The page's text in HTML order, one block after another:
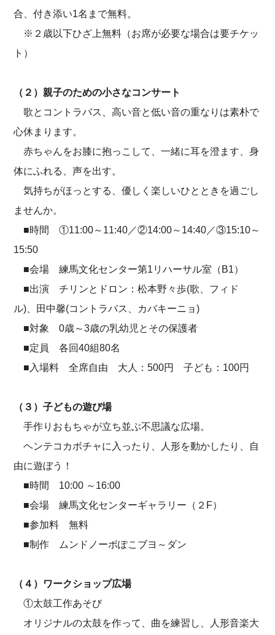
合、付き添い1名まで無料。
※２歳以下ひざ上無料（お席が必要な場合は要チケッ
ト）
（２）親子のための小さなコンサート
歌とコントラバス、高い音と低い音の重なりは素朴で
心休まります。
赤ちゃんをお膝に抱っこして、一緒に耳を澄ます、身
体にふれる、声を出す。
気持ちがほっとする、優しく楽しいひとときを過ごし
ませんか。
■時間 ①11:00～11:40／②14:00～14:40／③15:10～
15:50
■会場 練馬文化センター第1リハーサル室（B1）
■出演 チリンとドロン：松本野々歩(歌、フィド
ル)、田中馨(コントラバス、カバキーニョ)
■対象 0歳～3歳の乳幼児とその保護者
■定員 各回40組80名
■入場料 全席自由 大人：500円 子ども：100円
（３）子どもの遊び場
手作りおもちゃが立ち並ぶ不思議な広場。
ヘンテコカボチャに入ったり、人形を動かしたり、自
由に遊ぼう！
■時間 10:00 ～16:00
■会場 練馬文化センターギャラリー（２F）
■参加料 無料
■制作 ムンドノーボぽこブヨ～ダン
（４）ワークショップ広場
①太鼓工作あそび
オリジナルの太鼓を作って、曲を練習し、人形音楽大